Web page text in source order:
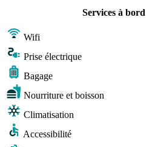
Services à bord
Wifi
Prise électrique
Bagage
Nourriture et boisson
Climatisation
Accessibilité